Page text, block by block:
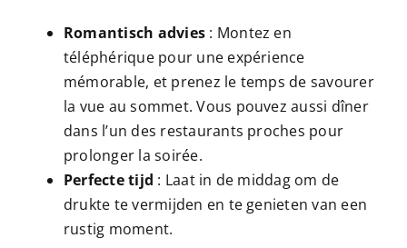
Romantisch advies : Montez en
téléphérique pour une expérience
mémorable, et prenez le temps de savourer
la vue au sommet. Vous pouvez aussi dîner
dans l’un des restaurants proches pour
prolonger la soirée.
Perfecte tijd : Laat in de middag om de
drukte te vermijden en te genieten van een
rustig moment.